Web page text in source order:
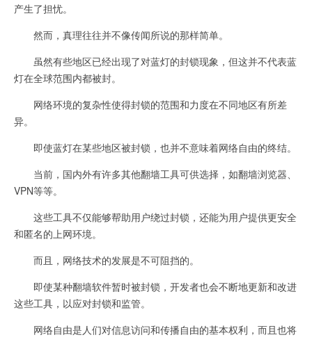
产生了担忧。
然而，真理往往并不像传闻所说的那样简单。
虽然有些地区已经出现了对蓝灯的封锁现象，但这并不代表蓝
灯在全球范围内都被封。
网络环境的复杂性使得封锁的范围和力度在不同地区有所差
异。
即使蓝灯在某些地区被封锁，也并不意味着网络自由的终结。
当前，国内外有许多其他翻墙工具可供选择，如翻墙浏览器、
VPN等等。
这些工具不仅能够帮助用户绕过封锁，还能为用户提供更安全
和匿名的上网环境。
而且，网络技术的发展是不可阻挡的。
即使某种翻墙软件暂时被封锁，开发者也会不断地更新和改进
这些工具，以应对封锁和监管。
网络自由是人们对信息访问和传播自由的基本权利，而且也将